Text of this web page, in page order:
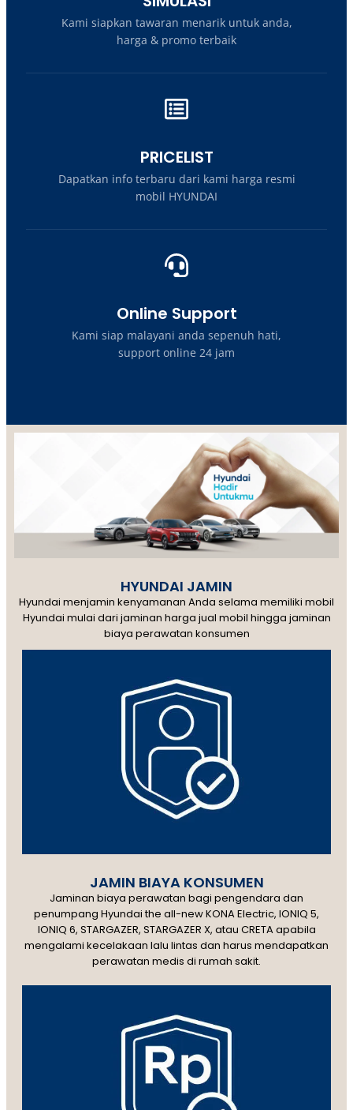
Kami siapkan tawaran menarik untuk anda,
harga & promo terbaik
PRICELIST
Dapatkan info terbaru dari kami harga resmi
mobil HYUNDAI
Online Support
Kami siap malayani anda sepenuh hati,
support online 24 jam
HYUNDAI JAMIN
Hyundai menjamin kenyamanan Anda selama memiliki mobil
Hyundai mulai dari jaminan harga jual mobil hingga jaminan
biaya perawatan konsumen
JAMIN BIAYA KONSUMEN
Jaminan biaya perawatan bagi pengendara dan
penumpang Hyundai the all-new KONA Electric, IONIQ 5,
IONIQ 6, STARGAZER, STARGAZER X, atau CRETA apabila
mengalami kecelakaan lalu lintas dan harus mendapatkan
perawatan medis di rumah sakit.